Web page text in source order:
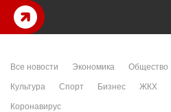
Все новости Экономика Общество
Культура
Спорт Бизнес ЖКХ
Коронавирус